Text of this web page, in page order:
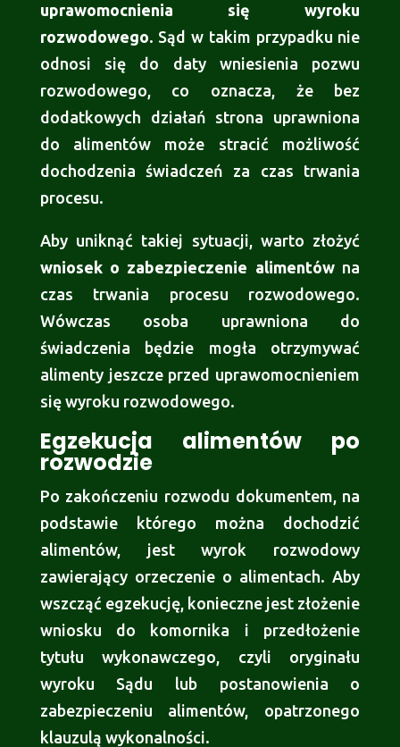
uprawomocnienia się wyroku
rozwodowego. Sąd w takim przypadku nie
odnosi się do daty wniesienia pozwu
rozwodowego, co oznacza, że bez
dodatkowych działań strona uprawniona
do alimentów może stracić możliwość
dochodzenia świadczeń za czas trwania
procesu.
Aby uniknąć takiej sytuacji, warto złożyć
wniosek o zabezpieczenie alimentówna
czas trwania procesu rozwodowego.
Wówczas osoba uprawniona do
świadczenia będzie mogła otrzymywać
alimenty jeszcze przed uprawomocnieniem
się wyroku rozwodowego.
Egzekucja alimentów po
rozwodzie
Po zakończeniu rozwodu dokumentem, na
podstawie którego można dochodzić
alimentów, jest wyrok rozwodowy
zawierający orzeczenie o alimentach. Aby
wszcząć egzekucję, konieczne jest złożenie
wniosku do komornika i przedłożenie
tytułu wykonawczego, czyli oryginału
wyroku Sądu lub postanowienia o
zabezpieczeniu alimentów, opatrzonego
klauzulą wykonalności.